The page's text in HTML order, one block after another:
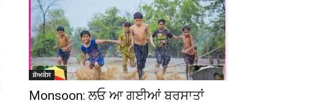
ਸ਼ੋਅਕੇਸ
Monsoon: ਲਓ ਆ ਗਈਆਂ ਬਰਸਾਤਾਂ